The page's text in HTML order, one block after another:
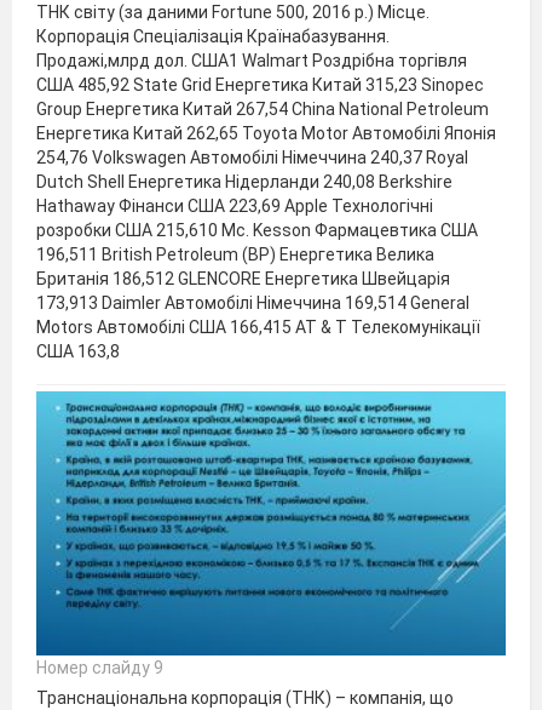
ТНК світу (за даними Fortune 500, 2016 р.) Місце.
Корпорація Спеціалізація Країнабазування.
Продажі,млрд дол. США1 Walmart Роздрібна торгівля
США 485,92 State Grid Енергетика Китай 315,23 Sinopec
Group Енергетика Китай 267,54 China National Petroleum
Енергетика Китай 262,65 Toyota Motor Автомобілі Японія
254,76 Volkswagen Автомобілі Німеччина 240,37 Royal
Dutch Shell Енергетика Нідерланди 240,08 Berkshire
Hathaway Фінанси США 223,69 Apple Технологічні
розробки США 215,610 Mc. Kesson Фармацевтика США
196,511 British Petroleum (BP) Енергетика Велика
Британія 186,512 GLENCORE Енергетика Швейцарія
173,913 Daimler Автомобілі Німеччина 169,514 General
Motors Автомобілі США 166,415 AT & T Телекомунікації
США 163,8
Номер слайду 9
Транснаціональна корпорація (ТНК) – компанія, що